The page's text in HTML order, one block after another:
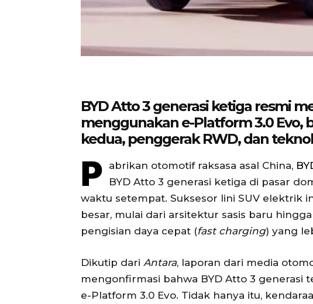
BYD Atto 3 generasi ketiga resmi
menggunakan e-Platform 3.0 Evo,
kedua, penggerak RWD, dan
P abrikan otomotif raksasa asal China,
BYD Atto 3 generasi ketiga di pasar
waktu setempat. Suksesor lini SUV elektrik
besar, mulai dari arsitektur sasis baru
pengisian daya cepat (fast charging) yang
Dikutip dari Antara, laporan dari media
mengonfirmasi bahwa BYD Atto 3
e-Platform 3.0 Evo. Tidak hanya itu,